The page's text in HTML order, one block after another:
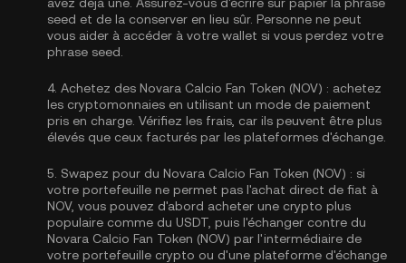
seed et de la conserver en lieu sûr. Personne ne peut
vous aider à accéder à votre wallet si vous perdez votre
phrase seed.
4. Achetez des Novara Calcio Fan Token (NOV) : achetez
les cryptomonnaies en utilisant un mode de paiement
pris en charge. Vérifiez les frais, car ils peuvent être plus
élevés que ceux facturés par les plateformes d'échange.
5. Swapez pour du Novara Calcio Fan Token (NOV) : si
votre portefeuille ne permet pas l'achat direct de fiat à
NOV, vous pouvez d'abord acheter une crypto plus
populaire comme du USDT, puis l'échanger contre du
Novara Calcio Fan Token (NOV) par l'intermédiaire de
votre portefeuille crypto ou d'une plateforme d'échange